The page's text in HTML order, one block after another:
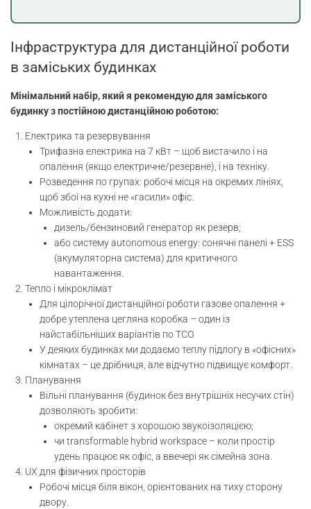
Інфраструктура для дистанційної роботи
в заміських будинках
Мінімальний набір, який я рекомендую для заміського
будинку з постійною дистанційною роботою:
Електрика та резервування
Трифазна електрика на 7 кВт – щоб вистачило і на
опалення (якщо електричне/резервне), і на техніку.
Розведення по групах: робочі місця на окремих лініях,
щоб збої на кухні не «гасили» офіс.
Можливість додати:
дизель/бензиновий генератор як резерв;
або систему autonomous energy: сонячні панелі + ESS
(акумуляторна система) для критичного
навантаження.
Тепло і мікроклімат
Для цілорічної дистанційної роботи газове опалення +
добре утеплена цегляна коробка – один із
найстабільніших варіантів по TCO.
У деяких будинках ми додаємо теплу підлогу в «офісних»
кімнатах – це дрібниця, але відчутно підвищує комфорт.
Планування
Вільні планування (будинок без внутрішніх несучих стін)
дозволяють зробити:
окремий кабінет з хорошою звукоізоляцією;
чи transformable hybrid workspace – коли простір
удень працює як офіс, а ввечері як сімейна зона.
UX для фізичних просторів
Робочі місця біля вікон, орієнтованих на тиху сторону
двору.